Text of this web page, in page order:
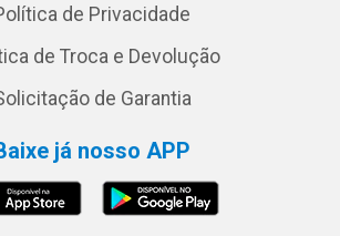
de Privacidade
de Troca e Devolução
de Garantia
já nosso APP